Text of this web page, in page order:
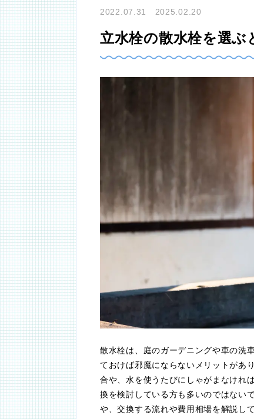
2022.07.31 2025.02.20
立水栓の散水栓を選ぶ
散水栓は、庭のガーデニングや車の洗
ておけば邪魔にならないメリットがあ
合や、水を使うたびにしゃがまなけれ
換を検討している方も多いのではない
や、交換する流れや費用相場を解説し